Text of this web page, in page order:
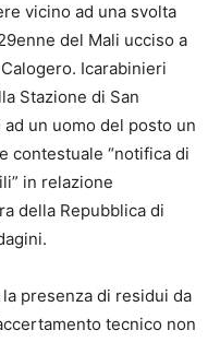
vicino ad una svolta
del Mali ucciso a
Icarabinieri
Stazione di San
un uomo del posto un
contestuale “notifica di
in relazione
della Repubblica di
la presenza di residui da
tecnico non